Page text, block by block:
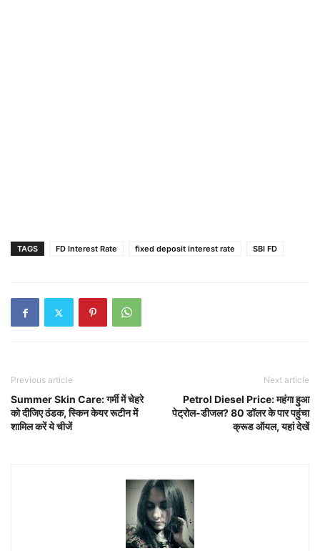
TAGS FD Interest Rate fixed deposit interest rate SBI FD
Previous article
Summer Skin Care: गर्मी में चेहरे
को दीजिए ठंडक, स्किन केयर रूटीन में
शामिल करें ये चीजें
Next article
Petrol Diesel Price: महंगा हुआ
पेट्रोल-डीजल? 80 डॉलर के पार पहुंचा
क्रूड ऑयल, यहां देखें